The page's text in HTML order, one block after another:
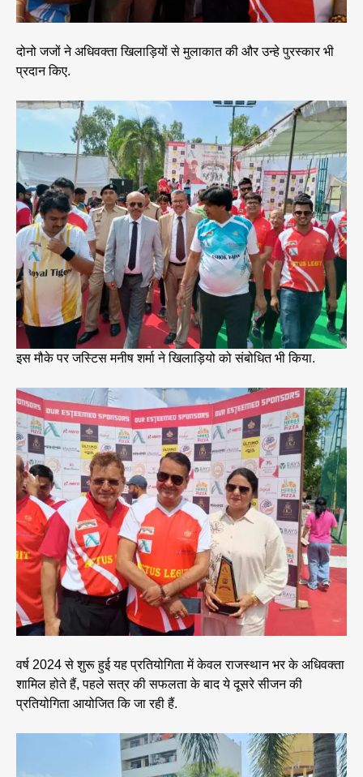
दोनो जजों ने अधिवक्ता खिलाड़ियों से मुलाकात की और उन्हे पुरस्कार भी
प्रदान किए.
इस मौके पर जस्टिस मनीष शर्मा ने खिलाड़ियो को संबोधित भी किया.
वर्ष 2024 से शुरू हुई यह प्रतियोगिता में केवल राजस्थान भर के अधिवक्ता
शामिल होते हैं, पहले सत्र की सफलता के बाद ये दूसरे सीजन की
प्रतियोगिता आयोजित कि जा रही हैं.